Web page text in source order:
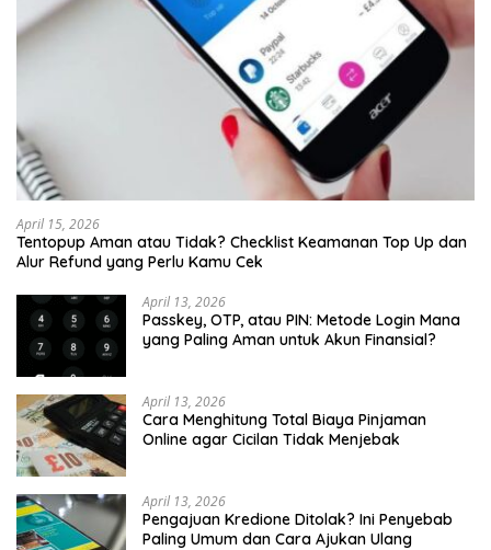
April 15, 2026
Tentopup Aman atau Tidak? Checklist Keamanan Top Up dan
Alur Refund yang Perlu Kamu Cek
April 13, 2026
Passkey, OTP, atau PIN: Metode Login Mana
yang Paling Aman untuk Akun Finansial?
April 13, 2026
Cara Menghitung Total Biaya Pinjaman
Online agar Cicilan Tidak Menjebak
April 13, 2026
Pengajuan Kredione Ditolak? Ini Penyebab
Paling Umum dan Cara Ajukan Ulang